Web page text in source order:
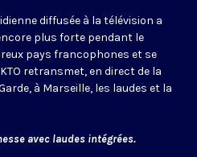
diffusée à la télévision a
plus forte pendant le
pays francophones et se
retransmet, en direct de la
à Marseille, les laudes et la
avec laudes intégrées.